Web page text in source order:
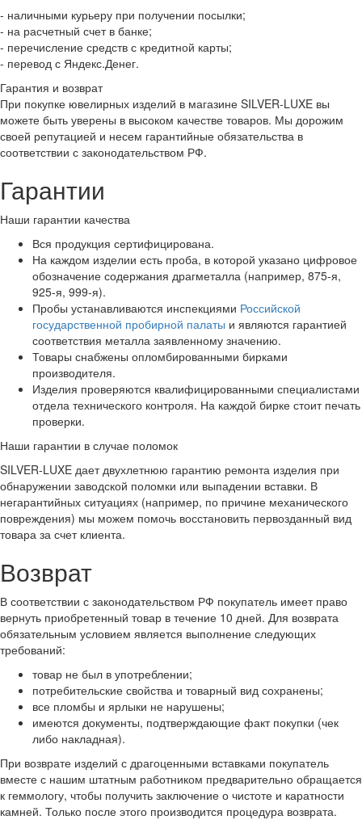
- наличными курьеру при получении посылки;
- на расчетный счет в банке;
- перечисление средств с кредитной карты;
- перевод с Яндекс.Денег.
Гарантия и возврат
При покупке ювелирных изделий в магазине SILVER-LUXE вы
можете быть уверены в высоком качестве товаров. Мы дорожим
своей репутацией и несем гарантийные обязательства в
соответствии с законодательством РФ.
Гарантии
Наши гарантии качества
Вся продукция сертифицирована.
На каждом изделии есть проба, в которой указано цифровое
обозначение содержания драгметалла (например, 875-я,
925-я, 999-я).
Пробы устанавливаются инспекциями Российской
государственной пробирной палаты и являются гарантией
соответствия металла заявленному значению.
Товары снабжены опломбированными бирками
производителя.
Изделия проверяются квалифицированными специалистами
отдела технического контроля. На каждой бирке стоит печать
проверки.
Наши гарантии в случае поломок
SILVER-LUXE дает двухлетнюю гарантию ремонта изделия при
обнаружении заводской поломки или выпадении вставки. В
негарантийных ситуациях (например, по причине механического
повреждения) мы можем помочь восстановить первозданный вид
товара за счет клиента.
Возврат
В соответствии с законодательством РФ покупатель имеет право
вернуть приобретенный товар в течение 10 дней. Для возврата
обязательным условием является выполнение следующих
требований:
товар не был в употреблении;
потребительские свойства и товарный вид сохранены;
все пломбы и ярлыки не нарушены;
имеются документы, подтверждающие факт покупки (чек
либо накладная).
При возврате изделий с драгоценными вставками покупатель
вместе с нашим штатным работником предварительно обращается
к геммологу, чтобы получить заключение о чистоте и каратности
камней. Только после этого производится процедура возврата.